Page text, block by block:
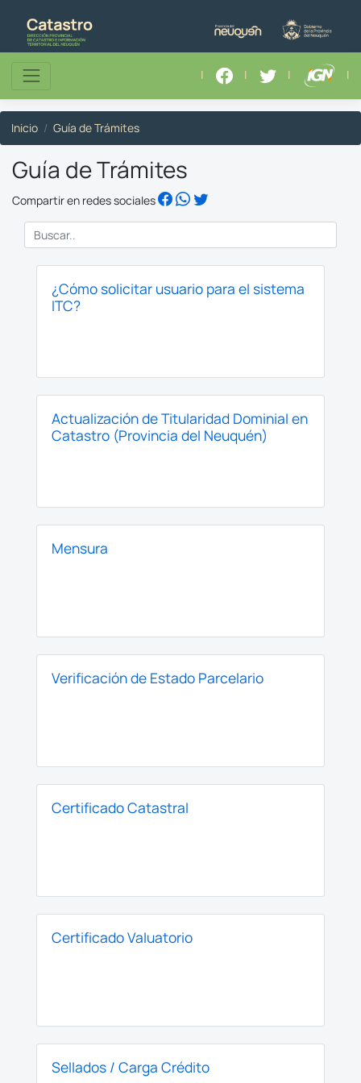
| | | |
Inicio Guía de Trámites
Guía de Trámites
Compartir en redes sociales
¿Cómo solicitar usuario para el sistema
ITC?
Actualización de Titularidad Dominial en
Catastro (Provincia del Neuquén)
Mensura
Verificación de Estado Parcelario
Certificado Catastral
Certificado Valuatorio
Sellados / Carga Crédito